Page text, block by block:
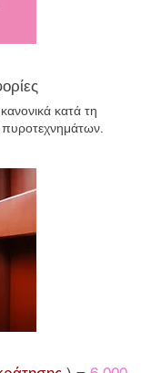
κατά τη
πυροτεχνημάτων.